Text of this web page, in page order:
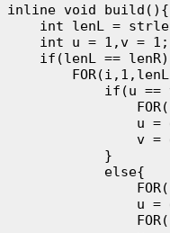
inline void build(){
int lenL =
    int u = 1,v = 1;
if(lenL ==
if(u ==
u =
v =
            }
            else{
u =